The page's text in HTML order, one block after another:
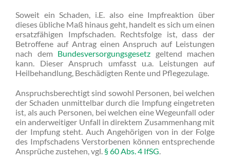
Soweit ein Schaden, i.E. also eine Impfreaktion über
dieses übliche Maß hinaus geht, handelt es sich um einen
ersatzfähigen Impfschaden. Rechtsfolge ist, dass der
Betroffene auf Antrag einen Anspruch auf Leistungen
nach dem Bundesversorgungsgesetz geltend machen
kann. Dieser Anspruch umfasst u.a. Leistungen auf
Heilbehandlung, Beschädigten Rente und Pflegezulage.
Anspruchsberechtigt sind sowohl Personen, bei welchen
der Schaden unmittelbar durch die Impfung eingetreten
ist, als auch Personen, bei welchen eine Wegeunfall oder
ein anderweitiger Unfall in direktem Zusammenhang mit
der Impfung steht. Auch Angehörigen von in der Folge
des Impfschadens Verstorbenen können entsprechende
Ansprüche zustehen, vgl. § 60 Abs. 4 IfSG.